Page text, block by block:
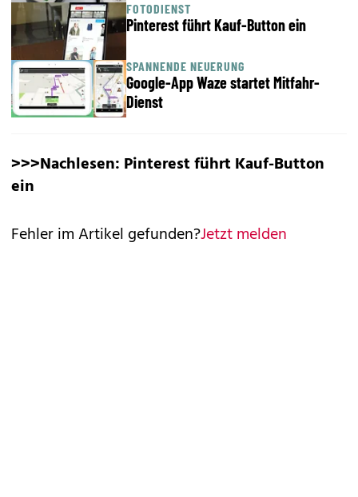
FOTODIENST
Pinterest führt Kauf-Button ein
SPANNENDE NEUERUNG
Google-App Waze startet Mitfahr-
Dienst
>>>Nachlesen: Pinterest führt Kauf-Button
ein
Fehler im Artikel gefunden?Jetzt melden